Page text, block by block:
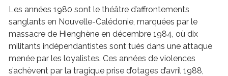
Les années 1980 sont le théâtre d’affrontements
sanglants en Nouvelle-Calédonie, marquées par le
massacre de Hienghène en décembre 1984, où dix
militants indépendantistes sont tués dans une attaque
menée par les loyalistes. Ces années de violences
s’achèvent par la tragique prise d’otages d’avril 1988,